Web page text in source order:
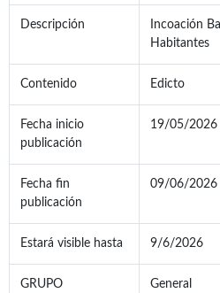
Descripción
Incoación
Habitantes
Contenido Edicto
Fecha inicio
publicación
19/05/2026
Fecha fin
publicación
09/06/2026
Estará visible hasta 9/6/2026
GRUPO General